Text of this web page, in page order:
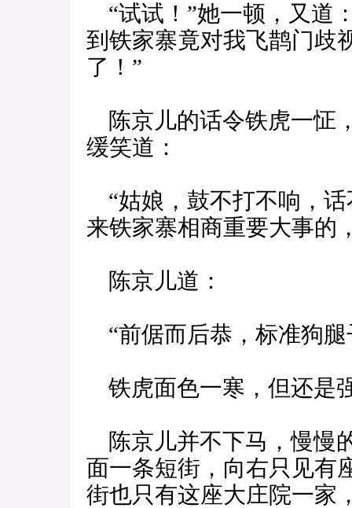
“试试！”她一顿，又道
到铁家寨竟对我飞鹊门歧
了！”
陈京儿的话令铁虎一怔
缓笑道：
“姑娘，鼓不打不响，
来铁家寨相商重要大事的
陈京儿道：
“前倨而后恭，标准狗腿
铁虎面色一寒，但还是
陈京儿并不下马，慢慢
面一条短街，向右只见有
街也只有这座大庄院一家